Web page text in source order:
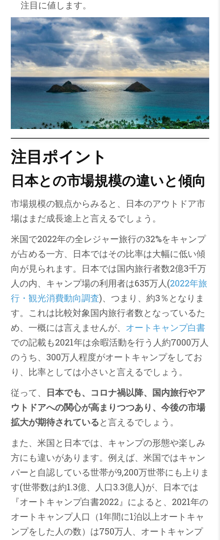
注目に値します。
注目ポイント
日本との市場規模の違いと傾向
市場規模の観点からみると、日本のアウトドア市
場はまだ成長途上と言えるでしょう。
米国で2022年の全レジャー旅行の32%をキャンプ
が占める一方、日本ではその比率は大幅に低い傾
向が見られます。日本では国内旅行者数2億3千万
人の内、キャンプ場の利用者は635万人(2022年旅
行・観光消費動向調査)、つまり、約3％となりま
す。これは比較対象国内旅行者数となっているた
め、一概には言えませんが、 オートキャンプ白書
での記載も2021年は余暇活動を行う人約7000万人
のうち、300万人程度がオートキャンプをしてお
り、比率としては小さいと言えるでしょう。
従って、 日本でも、コロナ禍以降、国内旅行やア
ウトドアへの関心が高まりつつあり、今後の市場
拡大が期待されていると言えるでしょう。
また、米国と日本では、キャンプの形態や楽しみ
方にも違いがあります。例えば、米国ではキャン
パーと自認している世帯が9,200万世帯にも上りま
す(世帯数は約1.3億、人口3.3億人)が、日本では
『オートキャンプ白書2022』によると、2021年の
オートキャンプ人口（1年間に1泊以上オートキャ
ンプをした人の数）は750万人、オートキャンプ